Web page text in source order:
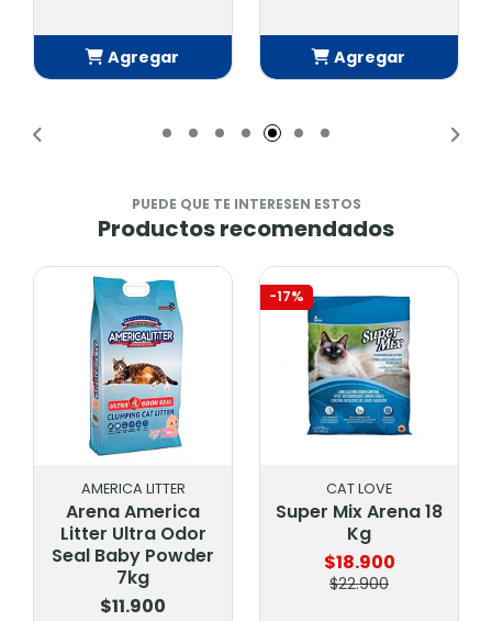
Agregar
Agregar
PUEDE QUE TE INTERESEN ESTOS
Productos recomendados
AMERICA LITTER
Arena America
Litter Ultra Odor
Seal Baby Powder
7kg
$11.900
-17%
CAT LOVE
Super Mix Arena 18
Kg
$18.900
$22.900